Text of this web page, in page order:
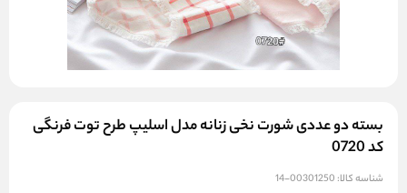
بسته دو عددی شورت نخی زنانه مدل اسلیپ طرح توت فرنگی
کد 0720
شناسه کالا: 00301250-14